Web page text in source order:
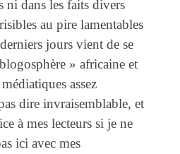
ni dans les faits divers
au pire lamentables
jours vient de se
» africaine et
assez
dire invraisemblable, et
à mes lecteurs si je ne
ici avec mes